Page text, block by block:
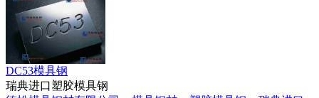
DC53模具钢
瑞典进口塑胶模具钢